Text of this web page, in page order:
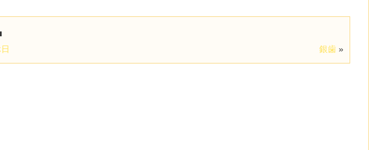
銀歯 »